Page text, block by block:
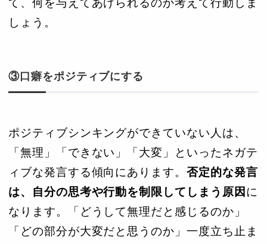
て、何を与えてあげられるのか考えて行動しま
しょう。
③口癖をポジティブにする
ポジティブシンキングができていない人は、
「無理」「できない」「大変」といったネガテ
ィブな発言する傾向にあります。 否定的な発言
は、自分の思考や行動を制限してしまう原因 に
なります。「どうして無理だと感じるのか」
「どの部分が大変だと思うのか」一度立ち止ま